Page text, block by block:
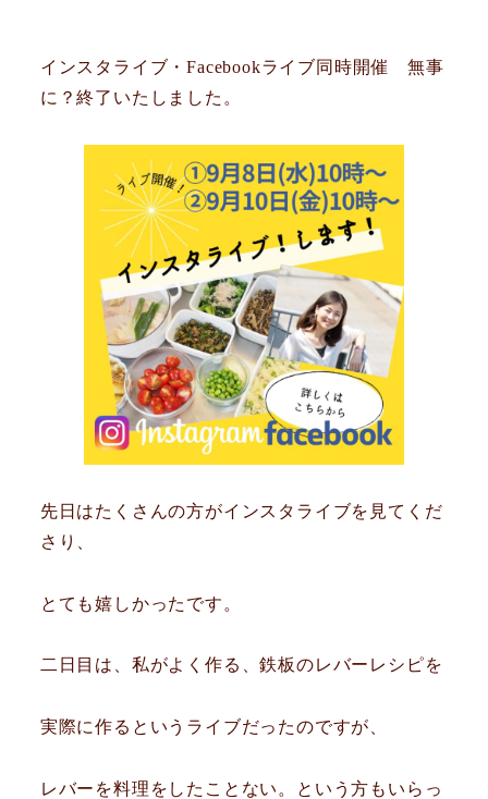
インスタライブ・Facebookライブ同時開催 無事
に？終了いたしました。
先日はたくさんの方がインスタライブを見てくだ
さり、
とても嬉しかったです。
二日目は、私がよく作る、鉄板のレバーレシピを
実際に作るというライブだったのですが、
レバーを料理をしたことない。という方もいらっ